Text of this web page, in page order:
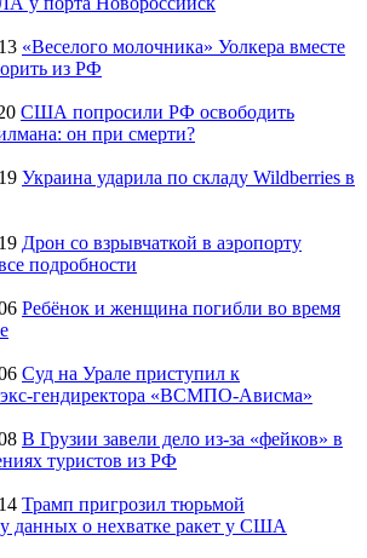
«Веселого молочника» Уолкера вместе
из РФ
США попросили РФ освободить
он при смерти?
Украина ударила по складу Wildberries в
Дрон со взрывчаткой в аэропорту
подробности
Ребёнок и женщина погибли во время
Суд на Урале приступил к
экс-гендиректора «ВСМПО-Ависма»
В Грузии завели дело из-за «фейков» в
туристов из РФ
Трамп пригрозил тюрьмой
данных о нехватке ракет у США